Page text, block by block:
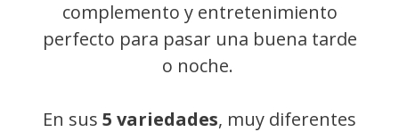
complemento y entretenimiento
perfecto para pasar una buena tarde
o noche.
En sus 5 variedades, muy diferentes